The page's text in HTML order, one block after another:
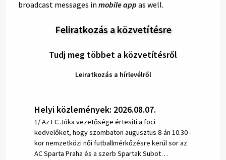
broadcast messages in mobile app as well.
Feliratkozás a közvetítésre
Tudj meg többet a közvetítésről
Leiratkozás a hírlevélről
Helyi közlemények: 2026.08.07.
1/ Az FC Jóka vezetősége értesíti a foci
kedvelőket, hogy szombaton augusztus 8-án 10.30 -
kor nemzetközi női futballmérkőzésre kerül sor az
AC Sparta Praha és a szerb Spartak Subot…